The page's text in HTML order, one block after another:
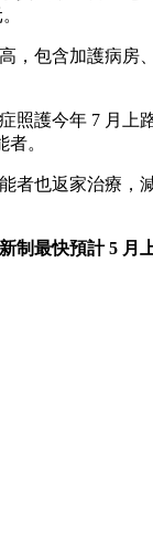
，包含加護病
照護今年 7 月
。
也返家治療
新制最快預計 5 月